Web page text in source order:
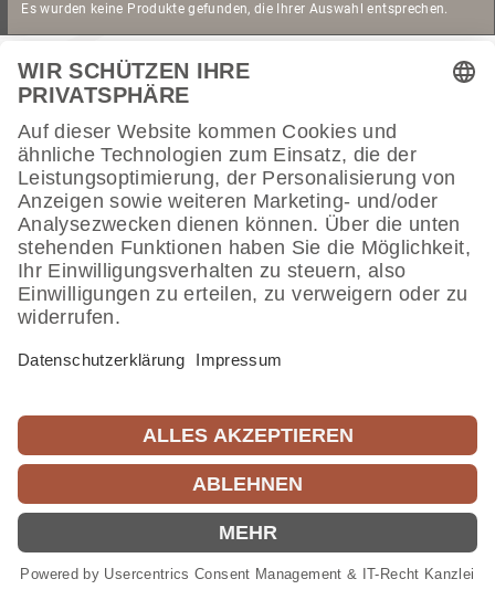
Es wurden keine Produkte gefunden, die Ihrer Auswahl entsprechen.
DATENSCHUTZ IMPRESSUM VERTRAG WIDERRUFEN